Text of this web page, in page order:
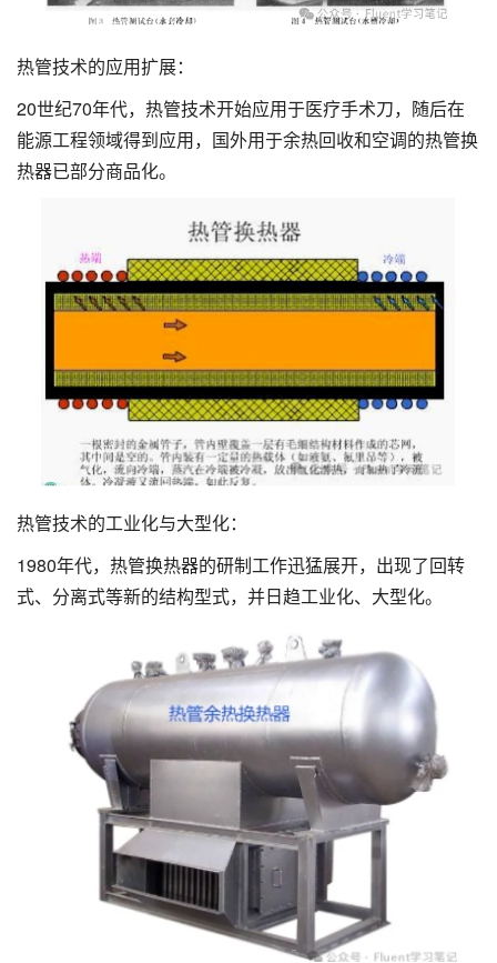
热管技术的应用扩展：
20世纪70年代，热管技术开始应用于医疗手术刀，随后在
能源工程领域得到应用，国外用于余热回收和空调的热管换
热器已部分商品化。
热管技术的工业化与大型化：
1980年代，热管换热器的研制工作迅猛展开，出现了回转
式、分离式等新的结构型式，并日趋工业化、大型化。